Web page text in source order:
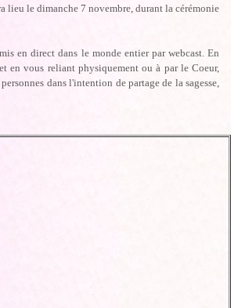
lieu le dimanche 7 novembre, durant la cérémonie
en direct dans le monde entier par webcast. En
en vous reliant physiquement ou à par le Coeur,
dans l'intention de partage de la sagesse,